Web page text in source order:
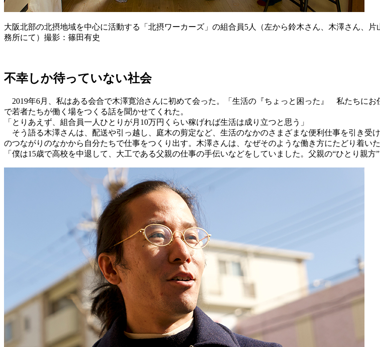
大阪北部の北摂地域を中心に活動する「北摂ワーカーズ」の組合員5人（左から鈴木さん、木澤さん、
務所にて）撮影：篠田有史
不幸しか待っていない社会
2019年6月、私はある会合で木澤寛治さんに初めて会った。「生活の『ちょっと困った』 私たちに
で若者たちが働く場をつくる話を聞かせてくれた。
「とりあえず、組合員一人ひとりが月10万円くらい稼げれば生活は成り立つと思う」
そう語る木澤さんは、配送や引っ越し、庭木の剪定など、生活のなかのさまざまな便利仕事を引き受
のつながりのなかから自分たちで仕事をつくり出す。木澤さんは、なぜそのような働き方にたどり着いた
「僕は15歳で高校を中退して、大工である父親の仕事の手伝いなどをしていました。父親の“ひとり親